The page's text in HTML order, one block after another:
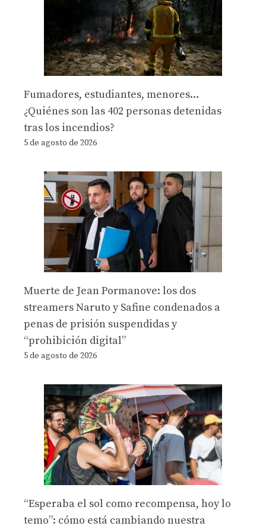
Fumadores, estudiantes, menores…
¿Quiénes son las 402 personas detenidas
tras los incendios?
5 de agosto de 2026
Muerte de Jean Pormanove: los dos
streamers Naruto y Safine condenados a
penas de prisión suspendidas y
“prohibición digital”
5 de agosto de 2026
“Esperaba el sol como recompensa, hoy lo
temo”: cómo está cambiando nuestra